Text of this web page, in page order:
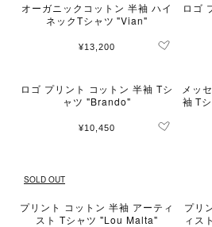
オーガニックコットン 半袖 ハイ
ネックTシャツ "Vian"
¥13,200
ロゴ
ロゴ プリント コットン 半袖 Tシ
ャツ "Brando"
¥10,450
メッ
袖 T
SOLD OUT
プリント コットン 半袖 アーティ
スト Tシャツ "Lou Malta"
プリ
ィス